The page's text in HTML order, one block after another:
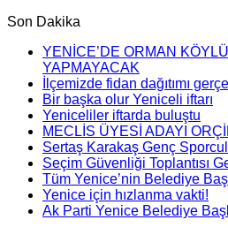
Son Dakika
YENİCE’DE ORMAN
YAPMAYACAK
İlçemizde fidan dağıtımı
Bir başka olur Yeniceli iftarı
Yeniceliler iftarda buluştu
MECLİS ÜYESİ ADAYI
Sertaş Karakaş Genç
Seçim Güvenliği Toplantısı
Tüm Yenice’nin Belediye
Yenice için hızlanma vakti!
Ak Parti Yenice Belediye